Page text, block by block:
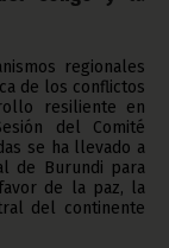
regionales
de los conflictos
resiliente en
del Comité
se ha llevado a
de Burundi para
de la paz, la
del continente